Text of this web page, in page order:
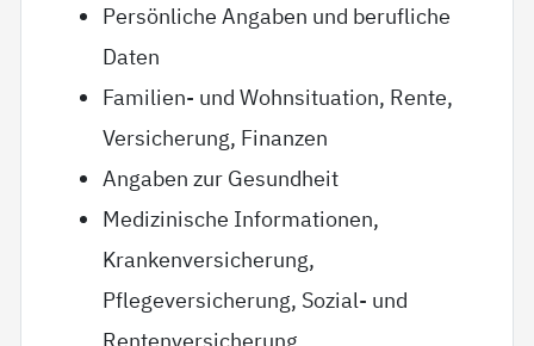
Persönliche Angaben und berufliche
Daten
Familien- und Wohnsituation, Rente,
Versicherung, Finanzen
Angaben zur Gesundheit
Medizinische Informationen,
Krankenversicherung,
Pflegeversicherung, Sozial- und